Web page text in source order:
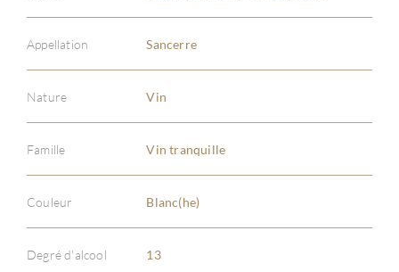
Appellation Sancerre
Nature Vin
Famille Vin tranquille
Couleur Blanc(he)
Degré d'alcool 13